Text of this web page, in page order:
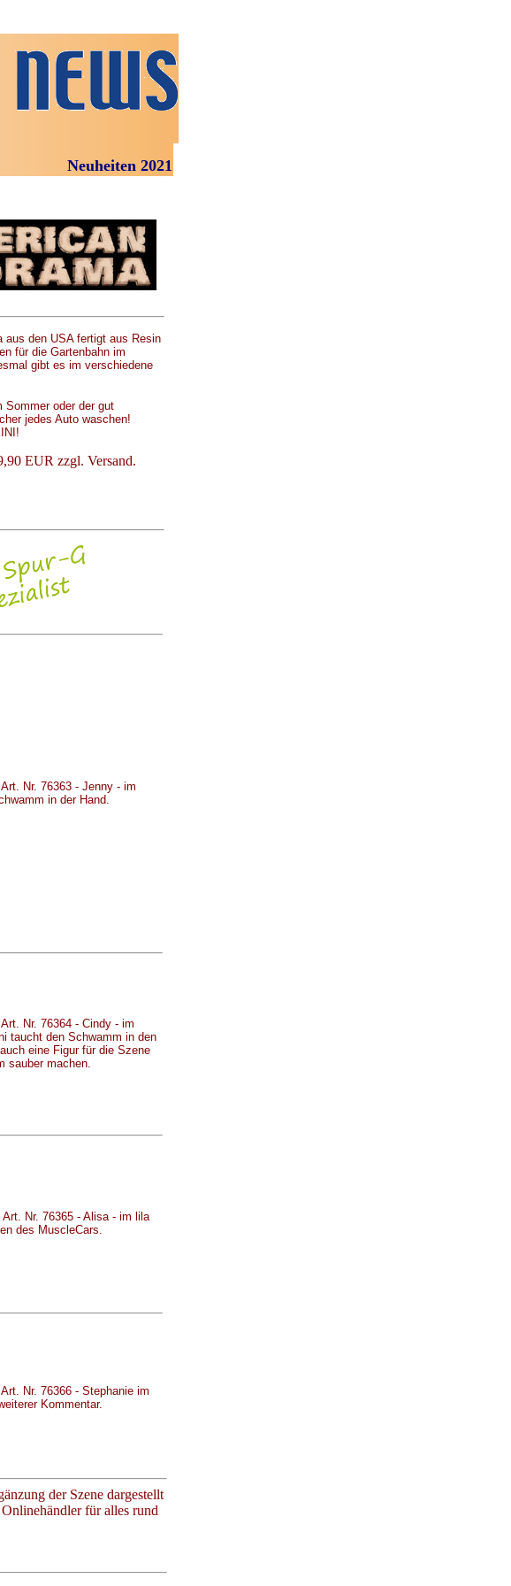
2021
aus den USA fertigt aus Resin
für die Gartenbahn im
gibt es im verschiedene
Sommer oder der gut
jedes Auto waschen!
EUR zzgl. Versand.
Nr. 76363 - Jenny - im
in der Hand.
Nr. 76364 - Cindy - im
taucht den Schwamm in den
eine Figur für die Szene
sauber machen.
Nr. 76365 - Alisa - im lila
des MuscleCars.
Nr. 76366 - Stephanie im
Kommentar.
der Szene dargestellt
für alles rund